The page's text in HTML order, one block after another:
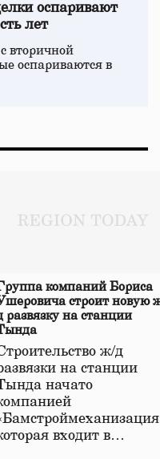
оспаривают
лет
вторичной
оспариваются в
компаний Бориса
строит новую
развязку на станции
ж/д
на станции
начато
входит в…